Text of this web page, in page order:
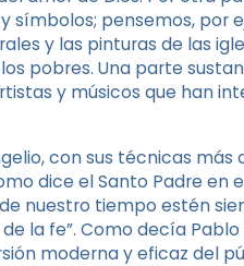
símbolos; pensemos, por
y las pinturas de las
los pobres. Una parte
y músicos que han
con sus técnicas
dice el Santo Padre en
nuestro tiempo estén
la fe”. Como decía
moderna y eficaz del